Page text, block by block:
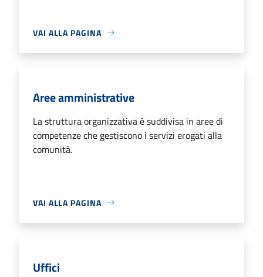
VAI ALLA PAGINA
Aree amministrative
La struttura organizzativa è suddivisa in aree di
competenze che gestiscono i servizi erogati alla
comunità.
VAI ALLA PAGINA
Uffici